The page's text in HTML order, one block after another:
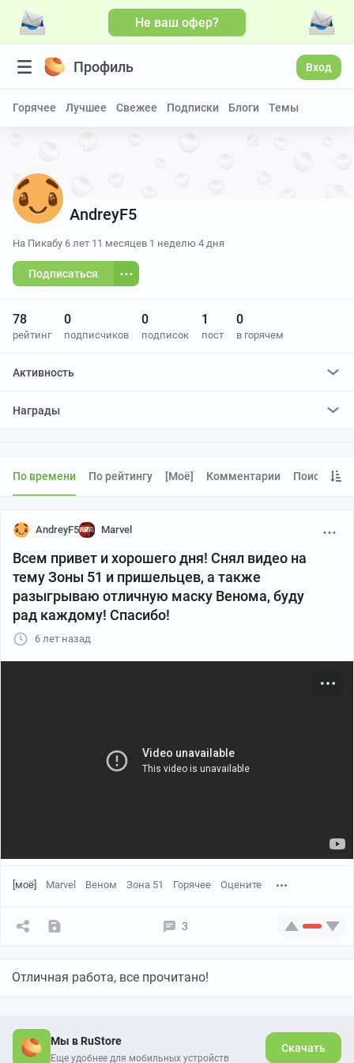
Не ваш офер?
Профиль Вход
Горячее Лучшее Свежее Подписки Блоги Темы
AndreyF5
На Пикабу 6 лет 11 месяцев 1 неделю 4 дня
Подписаться
78
рейтинг
0
подписчиков
0
подписок
1
пост
0
в горячем
Активность
Награды
По времени По рейтингу [моё] Комментарии Поиск
AndreyF5 Marvel
Всем привет и хорошего дня! Снял видео на
тему Зоны 51 и пришельцев, а также
разыгрываю отличную маску Венома, буду
рад каждому! Спасибо!
6 лет назад
[моё] Marvel Веном Зона 51 Горячее Оцените
3
Отличная работа, все прочитано!
Мы в RuStore
Еще удобнее для мобильных устройств
Скачать
Больше видео